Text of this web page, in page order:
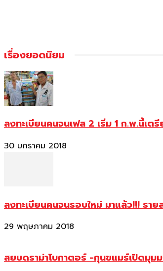
เรื่องยอดนิยม
ลงทะเบียนคนจนเฟส 2 เริ่ม 1 ก.พ.นี้เต
30 มกราคม 2018
ลงทะเบียนคนจนรอบใหม่ มาแล้ว!!! รา
29 พฤษภาคม 2018
สยบดราม่าโบกาตอร์ -กุนขแมร์เปิดมุม